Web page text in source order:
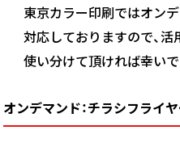
(￥4,530 税込)
390
(￥6,170 税込)
￥4,227(税抜)
400
(￥6,330 税込)
￥4,336(税抜)
東京カラー印刷ではオン
対応しておりますので、
使い分けて頂ければ幸いで
オンデマンド：チラシフライ